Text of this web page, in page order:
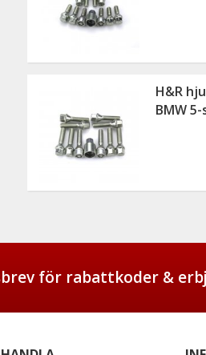
H&R
BMW
för rabattkoder &